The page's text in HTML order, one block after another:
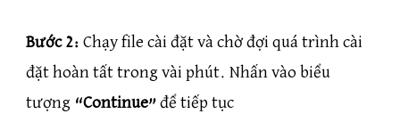
Bước 2: Chạy file cài đặt và chờ đợi quá trình cài
đặt hoàn tất trong vài phút. Nhấn vào biểu
tượng “Continue”để tiếp tục